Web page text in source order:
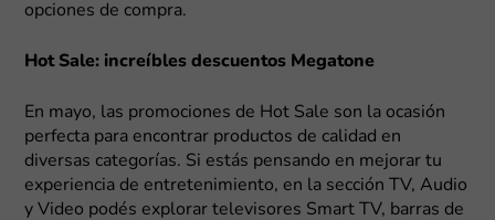
opciones de compra.
Hot Sale: increíbles descuentos Megatone
En mayo, las promociones de Hot Sale son la ocasión
perfecta para encontrar productos de calidad en
diversas categorías. Si estás pensando en mejorar tu
experiencia de entretenimiento, en la sección TV, Audio
y Video podés explorar televisores Smart TV, barras de